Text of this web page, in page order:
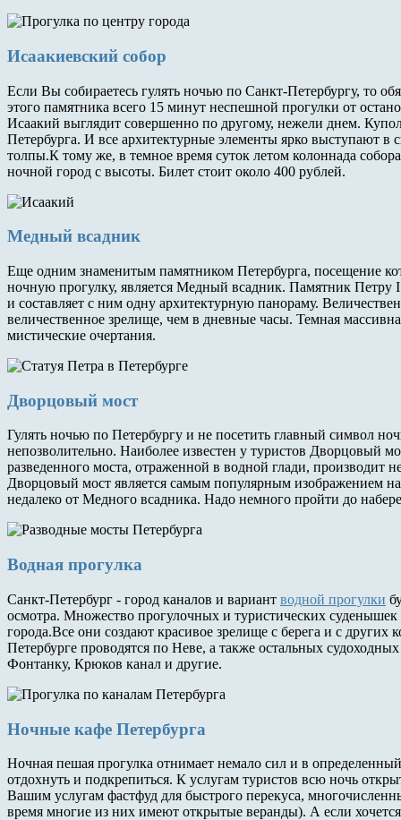
Исаакиевский собор
Если Вы собираетесь гулять ночью по Санкт-Петербургу, то
этого памятника всего 15 минут неспешной прогулки от
Исаакий выглядит совершенно по другому, нежели днем.
Петербурга. И все архитектурные элементы ярко выступают в
толпы.К тому же, в темное время суток летом колоннада
ночной город с высоты. Билет стоит около 400 рублей.
Медный всадник
Еще одним знаменитым памятником Петербурга, посещение
ночную прогулку, является Медный всадник. Памятник Петру I
и составляет с ним одну архитектурную панораму.
величественное зрелище, чем в дневные часы. Темная
мистические очертания.
Дворцовый мост
Гулять ночью по Петербургу и не посетить главный символ
непозволительно. Наиболее известен у туристов Дворцовый
разведенного моста, отраженной в водной глади, производит
Дворцовый мост является самым популярным изображением
недалеко от Медного всадника. Надо немного пройти до
Водная прогулка
Санкт-Петербург - город каналов и вариант водной прогулки
осмотра. Множество прогулочных и туристических
города.Все они создают красивое зрелище с берега и с
Петербурге проводятся по Неве, а также остальных
Фонтанку, Крюков канал и другие.
Ночные кафе Петербурга
Ночная пешая прогулка отнимает немало сил и в
отдохнуть и подкрепиться. К услугам туристов всю ночь
Вашим услугам фастфуд для быстрого перекуса,
время многие из них имеют открытые веранды). А если